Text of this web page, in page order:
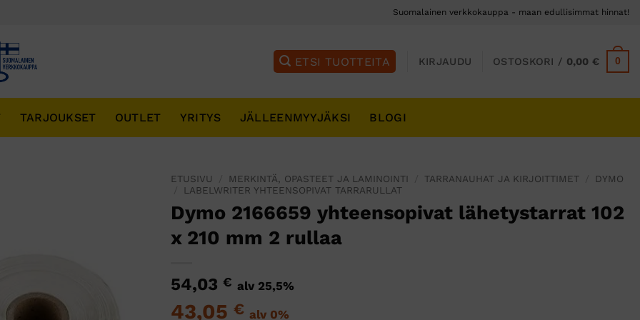
Suomalainen verkkokauppa - maan edullisimmat hinnat!
KIRJAUDU OSTOSKORI / 0,00€ 0
TARJOUKSET OUTLET YRITYS JÄLLEENMYYJÄKSI BLOGI
ETUSIVU MERKINTÄ, OPASTEET JA LAMINOINTI TARRANAUHAT JA KIRJOITTIMET
DYMO
LABELWRITER YHTEENSOPIVAT TARRARULLAT
Dymo 2166659 yhteensopivat lähetystarrat 102
x 210 mm 2 rullaa
54,03 € alv 25,5%
43,05 € alv 0%